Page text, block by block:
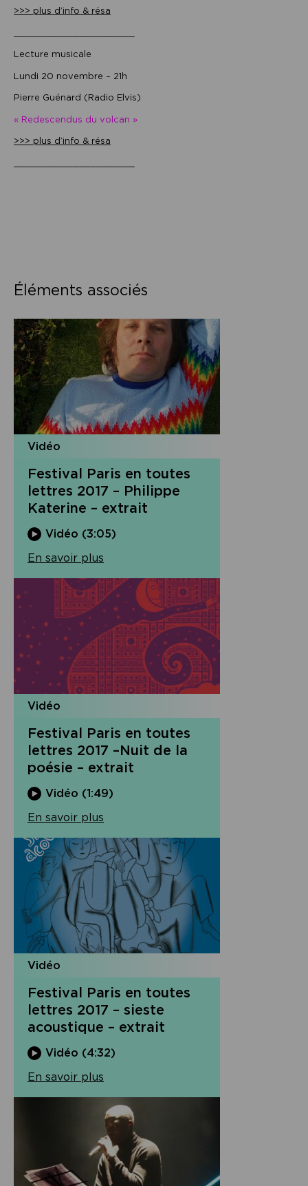
>>> plus d’info & résa
Lecture musicale
Lundi 20 novembre – 21h
Pierre Guénard (Radio Elvis)
« Redescendus du volcan »
>>> plus d’info & résa
Éléments associés
Vidéo
Festival Paris en toutes
lettres 2017 – Philippe
Katerine – extrait
Vidéo (3:05)
En savoir plus
Vidéo
Festival Paris en toutes
lettres 2017 –Nuit de la
poésie – extrait
Vidéo (1:49)
En savoir plus
Vidéo
Festival Paris en toutes
lettres 2017 – sieste
acoustique – extrait
Vidéo (4:32)
En savoir plus